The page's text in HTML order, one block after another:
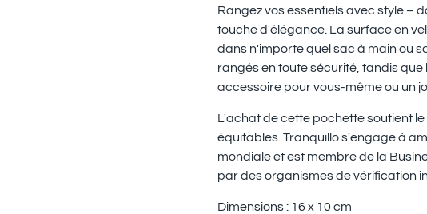
Rangez vos essentiels avec style –
touche d'élégance. La surface en
dans n'importe quel sac à main ou
rangés en toute sécurité, tandis
accessoire pour vous-même ou un
L'achat de cette pochette soutient
équitables. Tranquillo s'engage à
mondiale et est membre de la
par des organismes de vérification
Dimensions : 16 x 10 cm